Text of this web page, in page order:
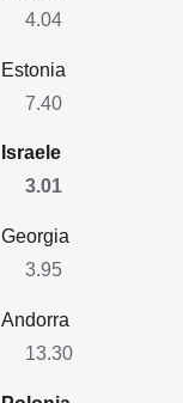
4.04
Estonia
7.40
Israele
3.01
Georgia
3.95
Andorra
13.30